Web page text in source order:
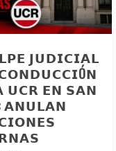
𝗝𝗨𝗗𝗜𝗖𝗜𝗔𝗟
𝗨𝗖𝗥 𝗘𝗡 𝗦𝗔𝗡
𝗔𝗡𝗨𝗟𝗔𝗡